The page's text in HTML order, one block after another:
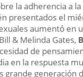
la adherencia a
presentados el
aumentó en
& Melinda Gates,
de
en la respuesta
grande generación